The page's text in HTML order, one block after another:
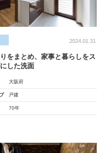
2024.01.31
をまとめ、家事と暮らしをス
した洗面
大阪府
戸建
70年